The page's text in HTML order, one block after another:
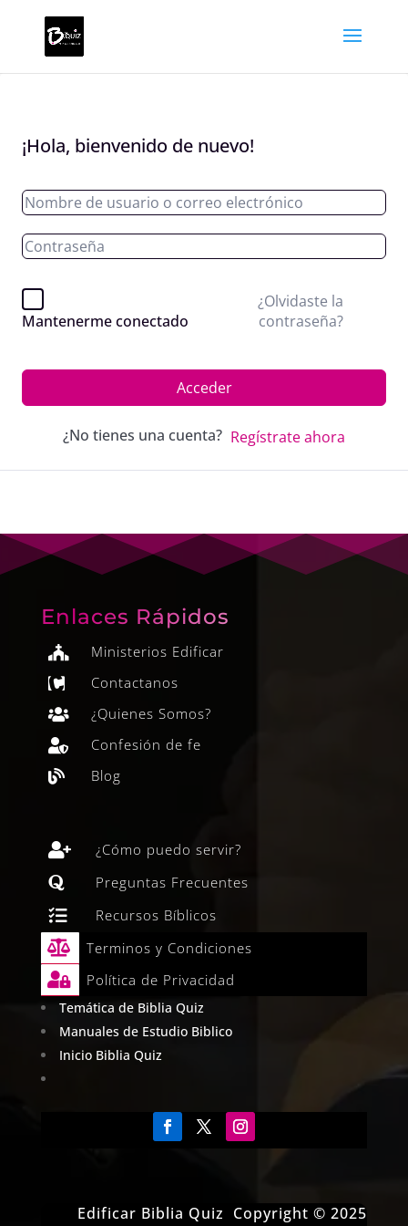
¡Hola, bienvenido de nuevo!
Mantenerme conectado
¿Olvidaste la
contraseña?
Acceder
¿No tienes una cuenta? Regístrate ahora
Enlaces Rápidos
 Ministerios Edificar
 Contactanos
 ¿Quienes Somos?
 Confesión de fe
 Blog
 ¿Cómo puedo servir?
 Preguntas Frecuentes
 Recursos Bíblicos
 Terminos y Condiciones
 Política de Privacidad
Temática de Biblia Quiz
Manuales de Estudio Biblico
Inicio Biblia Quiz
Edificar Biblia Quiz Copyright © 2025